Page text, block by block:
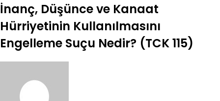
İnanç, Düşünce ve Kanaat
Hürriyetinin Kullanılmasını
Engelleme Suçu Nedir? (TCK 115)